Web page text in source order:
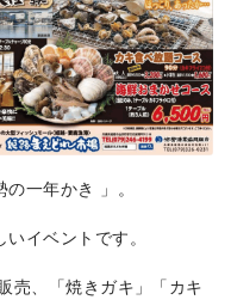
一年かき 」。
イベントです。
売、「焼きガキ」「カキ